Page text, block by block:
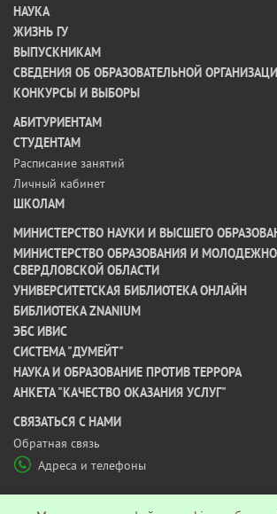
НАУКА
ЖИЗНЬ ГУ
ВЫПУСКНИКАМ
СВЕДЕНИЯ ОБ ОБРАЗОВАТЕЛЬНОЙ
КОНКУРСЫ И ВЫБОРЫ
АБИТУРИЕНТАМ
СТУДЕНТАМ
Расписание занятий
Личный кабинет
ШКОЛАМ
МИНИСТЕРСТВО НАУКИ И ВЫСШЕГО
МИНИСТЕРСТВО ОБРАЗОВАНИЯ И
СВЕРДЛОВСКОЙ ОБЛАСТИ
УНИВЕРСИТЕТСКАЯ БИБЛИОТЕКА ОНЛАЙН
БИБЛИОТЕКА ZNANIUM
ЭБС ИВИС
СИСТЕМА "ДУМЕЙТ"
НАУКА И ОБРАЗОВАНИЕ ПРОТИВ ТЕРРОРА
АНКЕТА "КАЧЕСТВО ОКАЗАНИЯ УСЛУГ"
CВЯЗАТЬСЯ С НАМИ
Обратная связь
Адреса и телефоны